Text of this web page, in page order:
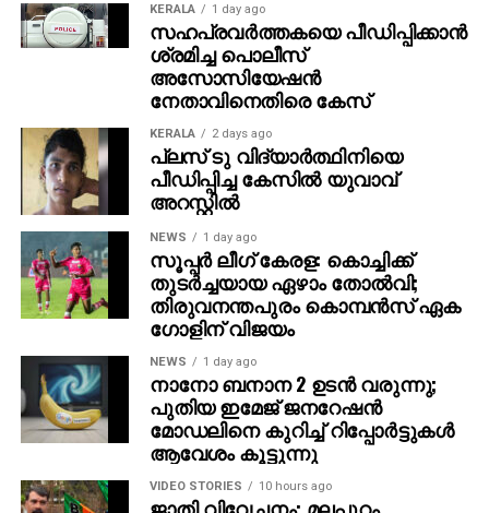
KERALA 1 day ago
സഹപ്രവര്‍ത്തകയെ പീഡിപ്പിക്കാന്‍
ശ്രമിച്ച പൊലീസ്
അസോസിയേഷന്‍
നേതാവിനെതിരെ കേസ്
KERALA 2 days ago
പ്ലസ് ടു വിദ്യാര്‍ത്ഥിനിയെ
പീഡിപ്പിച്ച കേസില്‍ യുവാവ്
അറസ്റ്റില്‍
NEWS 1 day ago
സൂപ്പര്‍ ലീഗ് കേരള: കൊച്ചിക്ക്
തുടര്‍ച്ചയായ ഏഴാം തോല്‍വി;
തിരുവനന്തപുരം കൊമ്പന്‍സ് ഏക
ഗോളിന് വിജയം
NEWS 1 day ago
നാനോ ബനാന 2 ഉടന്‍ വരുന്നു;
പുതിയ ഇമേജ് ജനറേഷന്‍
മോഡലിനെ കുറിച്ച് റിപ്പോര്‍ട്ടുകള്‍
ആവേശം കൂട്ടുന്നു
VIDEO STORIES 10 hours ago
ജാതി വിവേചനം; മലപ്പുറം